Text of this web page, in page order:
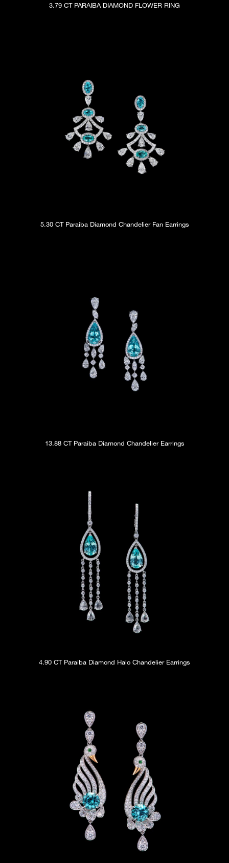
3.79 CT PARAIBA DIAMOND FLOWER RING
5.30 CT Paraiba Diamond Chandelier Fan Earrings
13.88 CT Paraiba Diamond Chandelier Earrings
4.90 CT Paraiba Diamond Halo Chandelier Earrings